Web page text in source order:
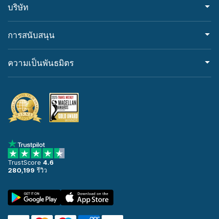
บริษัท
การสนับสนุน
ความเป็นพันธมิตร
TrustScore 4.6
280,199 รีวิว